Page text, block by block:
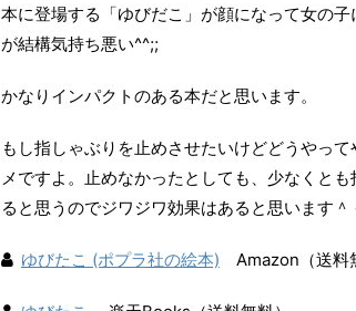
本に登場する「ゆびだこ」が顔になって女の
が結構気持ち悪い^^;;
かなりインパクトのある本だと思います。
もし指しゃぶりを止めさせたいけどどうやっ
メですよ。止めなかったとしても、少なくと
ると思うのでジワジワ効果はあると思います＾
ゆびたこ (ポプラ社の絵本) Amazon（送料